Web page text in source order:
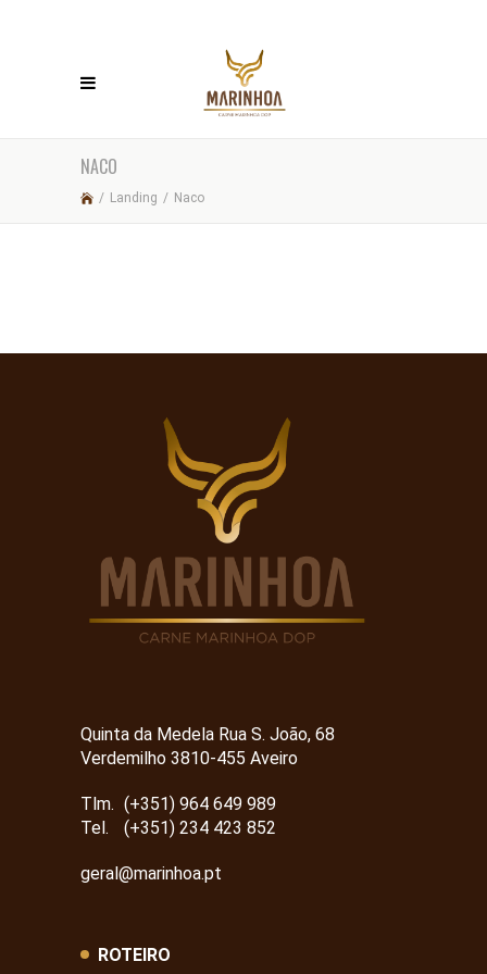
NACO
/ Landing / Naco
Quinta da Medela Rua S. João, 68
Verdemilho 3810-455 Aveiro
Tlm. (+351) 964 649 989
Tel.
(+351) 234 423 852
geral@marinhoa.pt
ROTEIRO